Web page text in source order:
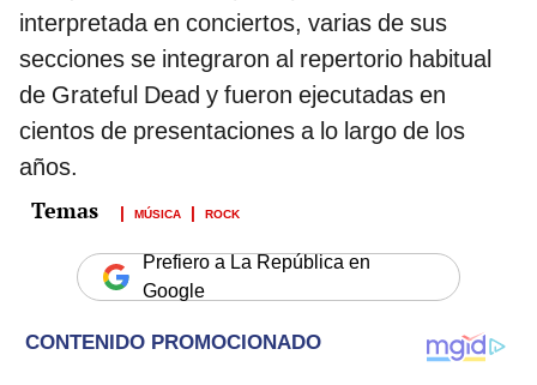
interpretada en conciertos, varias de sus
secciones se integraron al repertorio habitual
de Grateful Dead y fueron ejecutadas en
cientos de presentaciones a lo largo de los
años.
MÚSICA ROCK
Prefiero a La República en
Google